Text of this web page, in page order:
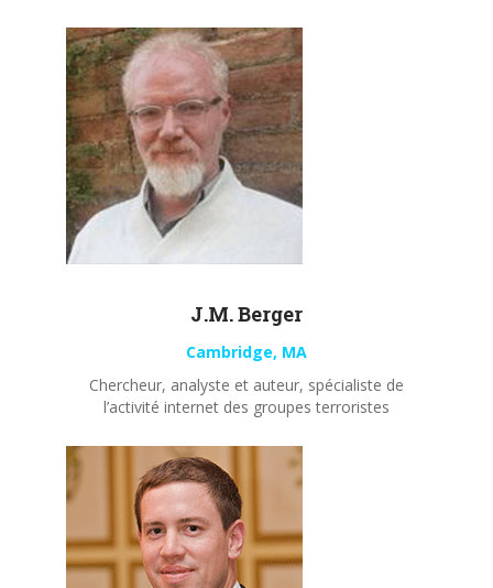
J.M. Berger
Cambridge, MA
Chercheur, analyste et auteur, spécialiste de
l’activité internet des groupes terroristes